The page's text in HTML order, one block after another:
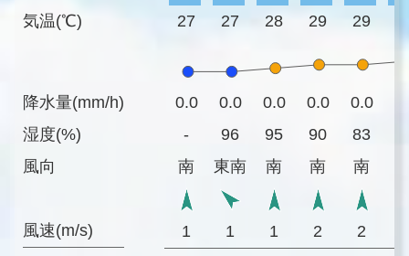
気温(℃)
降水量(mm/h)
湿度(%)
風向
風速(m/s)
27 27 28 29 29
0.0 0.0 0.0 0.0 0.0
-
96 95 90 83
南
東南 南 南 南
1 1 1 2 2